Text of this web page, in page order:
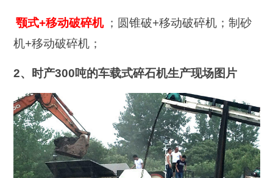
颚式+移动破碎机 ；圆锥破+移动破碎机；制砂
机+移动破碎机；
2、时产300吨的车载式碎石机生产现场图片